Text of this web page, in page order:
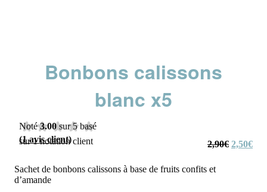
Bonbons calissons
blanc x5
Noté3.00 sur 5 basé
sur1notation client
(1avis client) 2,90€ Le
2,50€Le
Sachet de bonbons calissons à base de fruits confits et
d’amande